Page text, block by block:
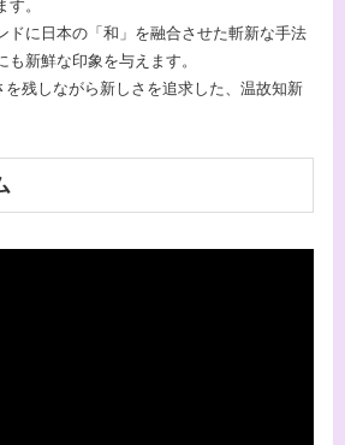
。
ドに日本の「和」を融合させた斬新な手法
新鮮な印象を与えます。
残しながら新しさを追求した、温故知新